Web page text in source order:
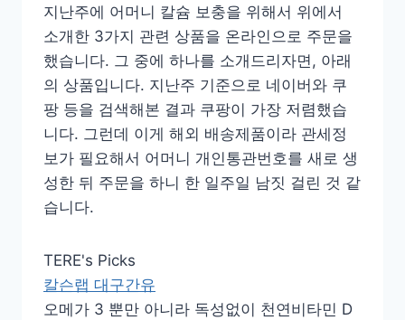
지난주에 어머니 칼슘 보충을 위해서 위에서
소개한 3가지 관련 상품을 온라인으로 주문을
했습니다. 그 중에 하나를 소개드리자면, 아래
의 상품입니다. 지난주 기준으로 네이버와 쿠
팡 등을 검색해본 결과 쿠팡이 가장 저렴했습
니다. 그런데 이게 해외 배송제품이라 관세정
보가 필요해서 어머니 개인통관번호를 새로 생
성한 뒤 주문을 하니 한 일주일 남짓 걸린 것 같
습니다.
TERE's Picks
칼슨랩 대구간유
오메가 3 뿐만 아니라 독성없이 천연비타민 D